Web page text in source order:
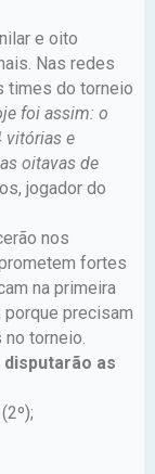
e oito
Nas redes
times do torneio
foi assim: o
vitórias e
oitavas de
jogador do
nos
fortes
na primeira
precisam
torneio.
as